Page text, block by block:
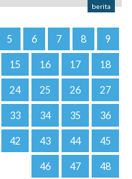
berita
5 6 7 8 9
15 16 17 18
24 25 26 27
33 34 35 36
42 43 44 45
46 47 48